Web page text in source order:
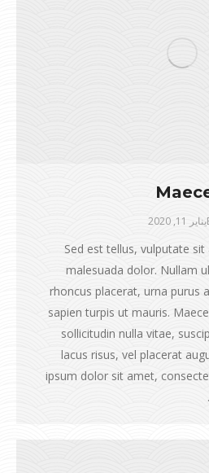
يناير 11, 2020
Sed est tellus, vulputate
malesuada dolor. Nullam
rhoncus placerat, urna purus
sapien turpis ut mauris.
sollicitudin nulla vitae,
lacus risus, vel placerat
ipsum dolor sit amet,